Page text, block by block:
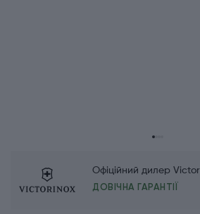
Офіційний дилер
ДОВІЧНА ГАРАНТІЇ